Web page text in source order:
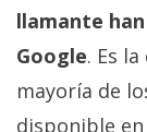
llamante
Google. Es
mayoría de
disponible en